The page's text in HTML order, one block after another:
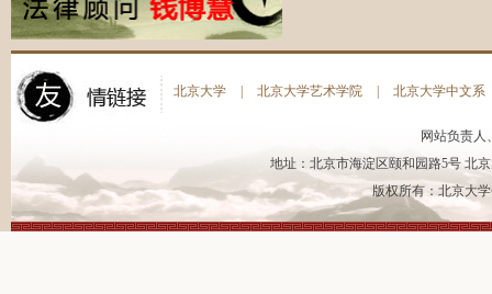
北京大学 北京大学艺术学院 北京大学中文系
网站负责
地址：北京市海淀区颐和园路5号 北
版权所有：北京大